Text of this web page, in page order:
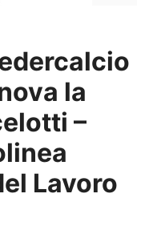
la
–
Lavoro